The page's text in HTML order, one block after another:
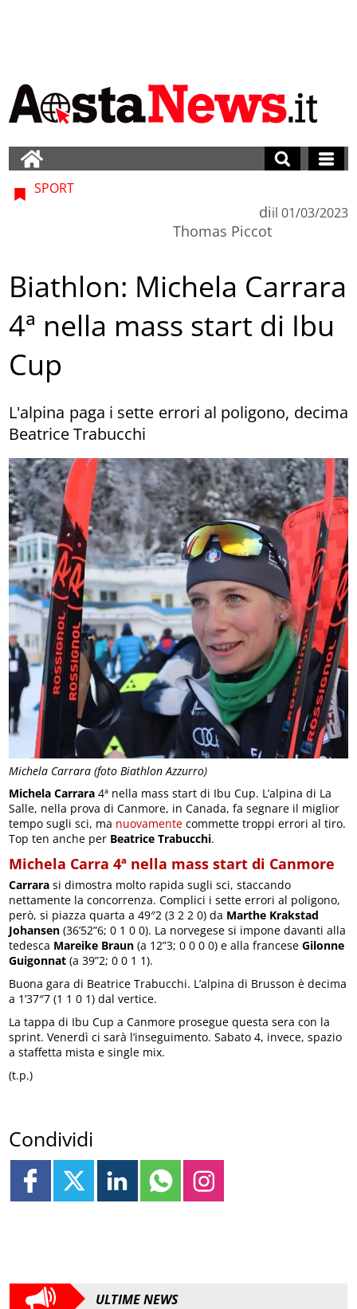
Michela Carrara (foto Biathlon Azzurro)
SPORT
di
Thomas Piccot
il 01/03/2023
Biathlon: Michela Carrara
4ª nella mass start di Ibu
Cup
L'alpina paga i sette errori al poligono, decima
Beatrice Trabucchi
Michela Carrara 4ª nella mass start di Ibu Cup. L’alpina di La
Salle, nella prova di Canmore, in Canada, fa segnare il miglior
tempo sugli sci, ma nuovamente commette troppi errori al tiro.
Top ten anche per Beatrice Trabucchi.
Michela Carra 4ª nella mass start di Canmore
Carrara si dimostra molto rapida sugli sci, staccando
nettamente la concorrenza. Complici i sette errori al poligono,
però, si piazza quarta a 49″2 (3 2 2 0) da Marthe Krakstad
Johansen (36’52”6; 0 1 0 0). La norvegese si impone davanti alla
tedesca Mareike Braun (a 12”3; 0 0 0 0) e alla franceseGilonne
Guigonnat (a 39”2; 0 0 1 1).
Buona gara di Beatrice Trabucchi. L’alpina di Brusson è decima
a 1’37″7 (1 1 0 1) dal vertice.
La tappa di Ibu Cup a Canmore prosegue questa sera con la
sprint. Venerdì ci sarà l’inseguimento. Sabato 4, invece, spazio
a staffetta mista e single mix.
(t.p.)
Condividi
ULTIME NEWS